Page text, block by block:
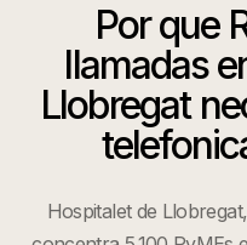
Por que
llamadas
Llobregat
Hospitalet de